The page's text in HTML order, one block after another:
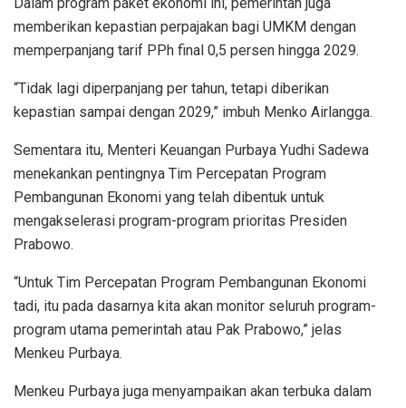
memberikan kepastian perpajakan bagi UMKM dengan
memperpanjang tarif PPh final 0,5 persen hingga 2029.
“Tidak lagi diperpanjang per tahun, tetapi diberikan
kepastian sampai dengan 2029,” imbuh Menko Airlangga.
Sementara itu, Menteri Keuangan Purbaya Yudhi Sadewa
menekankan pentingnya Tim Percepatan Program
Pembangunan Ekonomi yang telah dibentuk untuk
mengakselerasi program-program prioritas Presiden
Prabowo.
“Untuk Tim Percepatan Program Pembangunan Ekonomi
tadi, itu pada dasarnya kita akan monitor seluruh program-
program utama pemerintah atau Pak Prabowo,” jelas
Menkeu Purbaya.
Menkeu Purbaya juga menyampaikan akan terbuka dalam